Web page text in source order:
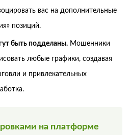
вас на дополнительные
позиций.
быть подделаны. Мошенники
любые графики, создавая
и привлекательных
на платформе